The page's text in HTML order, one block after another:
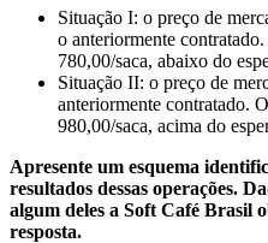
Situação I: o preço de
o anteriormente
780,00/saca, abaixo do
Situação II: o preço de
anteriormente contratado.
980,00/saca, acima do
Apresente um esquema
resultados dessas operações.
algum deles a Soft Café Brasil
resposta.